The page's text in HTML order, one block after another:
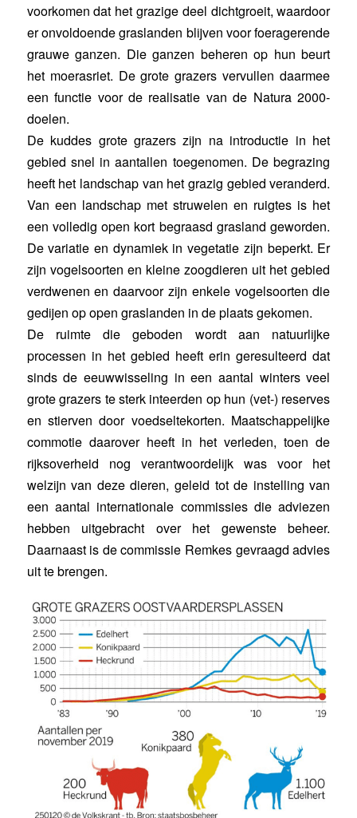
voorkomen dat het grazige deel dichtgroeit, waardoor
er onvoldoende graslanden blijven voor foeragerende
grauwe ganzen. Die ganzen beheren op hun beurt
het moerasriet. De grote grazers vervullen daarmee
een functie voor de realisatie van de Natura 2000-
doelen.
De kuddes grote grazers zijn na introductie in het
gebied snel in aantallen toegenomen. De begrazing
heeft het landschap van het grazig gebied veranderd.
Van een landschap met struwelen en ruigtes is het
een volledig open kort begraasd grasland geworden.
De variatie en dynamiek in vegetatie zijn beperkt. Er
zijn vogelsoorten en kleine zoogdieren uit het gebied
verdwenen en daarvoor zijn enkele vogelsoorten die
gedijen op open graslanden in de plaats gekomen.
De ruimte die geboden wordt aan natuurlijke
processen in het gebied heeft erin geresulteerd dat
sinds de eeuwwisseling in een aantal winters veel
grote grazers te sterk inteerden op hun (vet-) reserves
en stierven door voedseltekorten. Maatschappelijke
commotie daarover heeft in het verleden, toen de
rijksoverheid nog verantwoordelijk was voor het
welzijn van deze dieren, geleid tot de instelling van
een aantal internationale commissies die adviezen
hebben uitgebracht over het gewenste beheer.
Daarnaast is de commissie Remkes gevraagd advies
uit te brengen.